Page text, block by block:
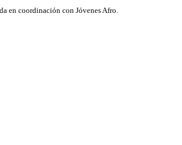
en coordinación con Jóvenes Afro.